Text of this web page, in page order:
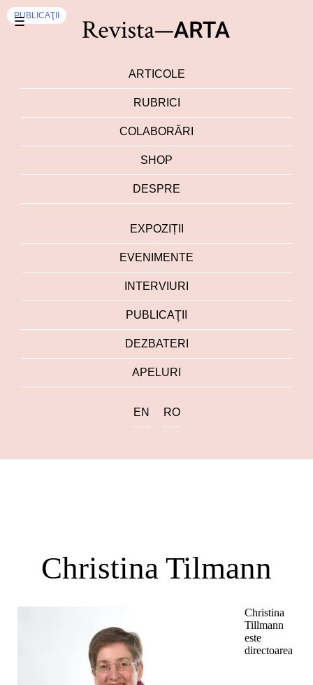
☰
ARTICOLE
RUBRICI
COLABORĂRI
SHOP
DESPRE
EXPOZIȚII
EVENIMENTE
INTERVIURI
PUBLICAŢII
DEZBATERI
APELURI
EN RO
Christina Tilmann
Christina
Tillmann
este
directoarea
PUBLICAŢII